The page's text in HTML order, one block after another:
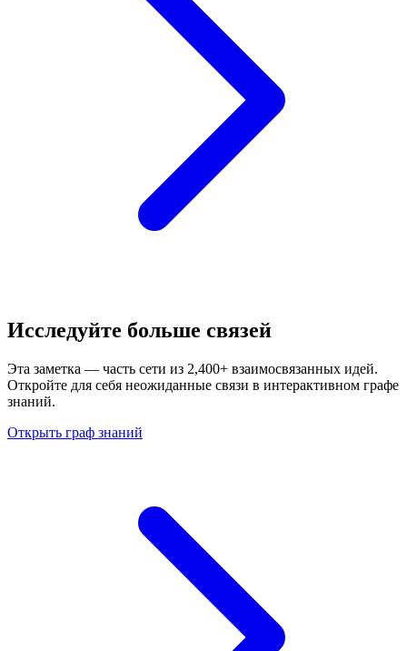
Исследуйте больше связей
Эта заметка — часть сети из 2,400+ взаимосвязанных идей.
Откройте для себя неожиданные связи в интерактивном графе
знаний.
Открыть граф знаний